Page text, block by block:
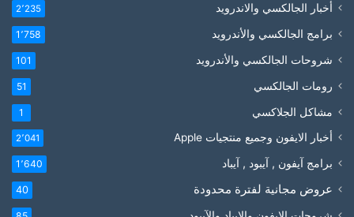
أخبار الجالكسي والاندرويد 2٬235
برامج الجالكسي والأندرويد 1٬758
شروحات الجالكسي والأندرويد 101
رومات الجالكسي 51
مشاكل الجلاكسي 1
أخبار الايفون وجميع منتجيات Apple 2٬041
برامج آيفون , آيبود , آيباد 1٬640
عروض مجانية لفترة محدودة 40